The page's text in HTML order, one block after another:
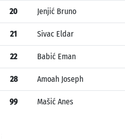
20 Jenjić Bruno
21 Sivac Eldar
22 Babić Eman
28 Amoah Joseph
99 Mašić Anes